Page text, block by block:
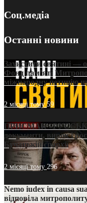
Соц.медіа
Останні новини
Захистити святині —
Фонд пам’яті
міжнародну петицію
2 місяці тому59
ПРИСМАК
документи, вирок і
Бучацькій єпархії
2 місяці тому 296
Nemo iudex in causa
відповіла